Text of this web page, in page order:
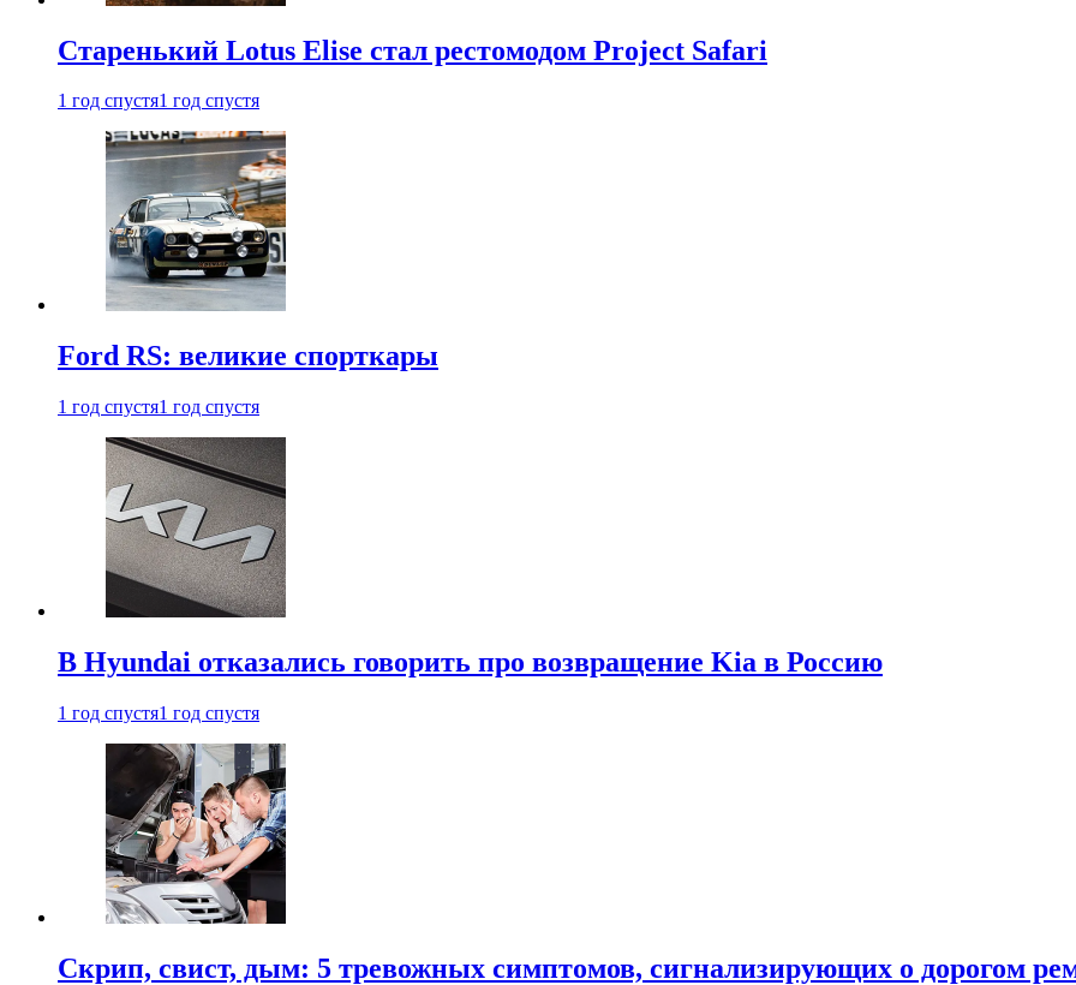
Старенький Lotus Elise стал рестомодом Project Safari
1 год спустя1 год спустя
Ford RS: великие спорткары
1 год спустя1 год спустя
В Hyundai отказались говорить про возвращение Kia в Россию
1 год спустя1 год спустя
Скрип, свист, дым: 5 тревожных симптомов, сигнализирующих о дорогом